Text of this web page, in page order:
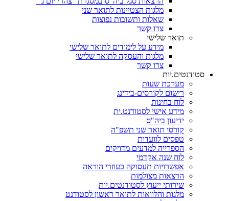
מלגות הצטיינות לתואר שני
שאלות ותשובות נפוצות
צרו קשר
תואר שלישי
מידע על לימודים לתואר שלישי
מלגות והעסקה לתואר שלישי
צרו קשר
סטודנטים.יות
מערכת שעות
רישום לקורסים-בידינג
לוח בחינות
מידע אישי לסטודנט.ית
ידיעון ביה"ס
קורסי תואר שני תשפ"ה
טפסים לוועדות
הספרייה למדעים מדויקים
לוח שנה אקדמי
אפשרויות תעסוקה כעוזרי הוראה
הרצאות מצולמות
שירותי ייעוץ לסטודנטים.יות
מלגות והלוואות לתואר ראשון לסטודנט